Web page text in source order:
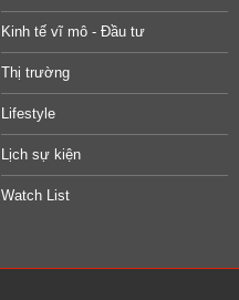
Kinh tế vĩ mô - Đầu tư
Thị trường
Lifestyle
Lịch sự kiện
Watch List